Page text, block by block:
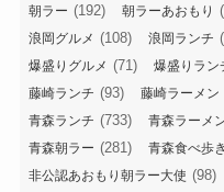
朝ラー (192) 朝ラーあおもり
浪岡グルメ (108) 浪岡ランチ
爆盛りグルメ (71) 爆盛りラン
藤崎ランチ (93) 藤崎ラーメン
青森ランチ (733) 青森ラーメ
青森朝ラー (281) 青森食べ歩き
非公認あおもり朝ラー大使 (98)